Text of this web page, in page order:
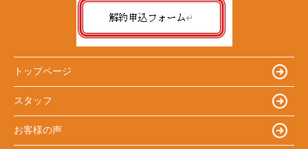
トップページ
スタッフ
お客様の声